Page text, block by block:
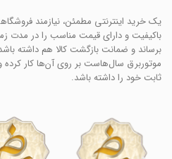
یک خرید اینترنتی مطمئن، نیازمند
باکیفیت و دارای قیمت مناسب را در مدت
برساند و ضمانت بازگشت کالا هم داشته
موتوربرق سال‌هاست بر روی آن‌ها کار کرده
ثابت خود را داشته باشد.